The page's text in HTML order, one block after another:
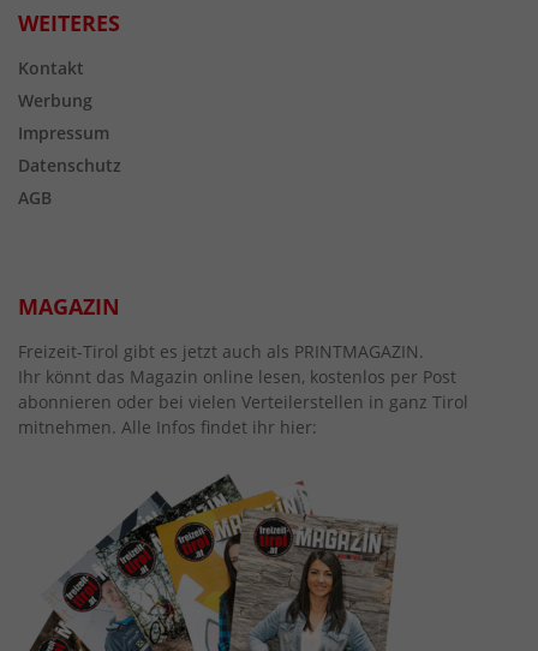
WEITERES
Kontakt
Werbung
Impressum
Datenschutz
AGB
MAGAZIN
Freizeit-Tirol gibt es jetzt auch als PRINTMAGAZIN.
Ihr könnt das Magazin online lesen, kostenlos per Post
abonnieren oder bei vielen Verteilerstellen in ganz Tirol
mitnehmen. Alle Infos findet ihr hier: